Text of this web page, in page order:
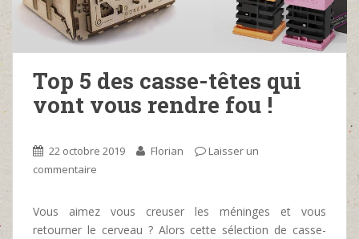
Top 5 des casse-têtes qui
vont vous rendre fou !
22 octobre 2019 Florian
Laisser un
commentaire
Vous aimez vous creuser les méninges et vous
retourner le cerveau ? Alors cette sélection de casse-